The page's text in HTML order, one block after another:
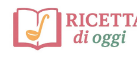
contenuto